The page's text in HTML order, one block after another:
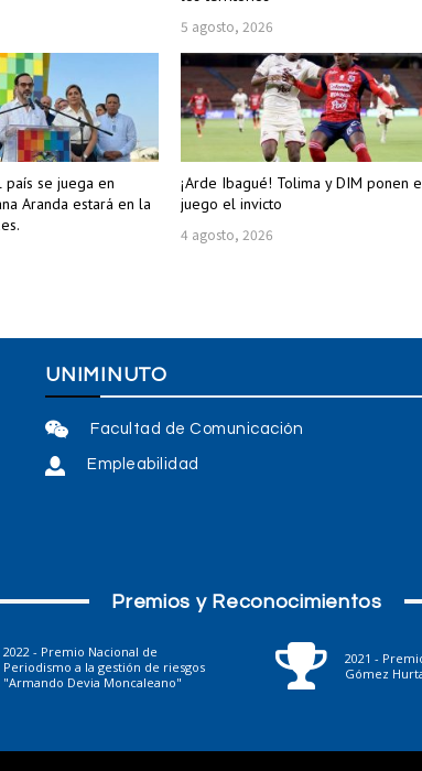
5 agosto, 2026
país se juega en
Aranda estará en la
¡Arde Ibagué! Tolima y DIM ponen
juego el invicto
4 agosto, 2026
UNIMINUTO
Facultad de Comunicación
Empleabilidad
Premios y Reconocimientos
2022 - Premio Nacional de
Periodismo a la gestión de riesgos
"Armando Devia Moncaleano"
2021 -
Gómez